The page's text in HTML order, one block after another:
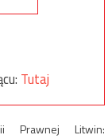
Tutaj
Prawnej Litwin: